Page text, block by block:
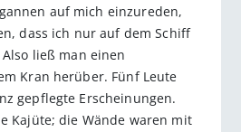
auf mich einzureden,
dass ich nur auf dem Schiff
ließ man einen
Kran herüber. Fünf Leute
gepflegte Erscheinungen.
Kajüte; die Wände waren mit